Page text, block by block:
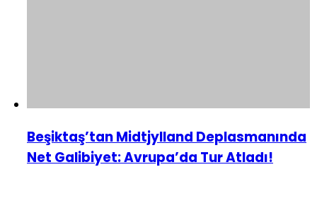
Beşiktaş’tan Midtjylland Deplasmanında
Net Galibiyet: Avrupa’da Tur Atladı!